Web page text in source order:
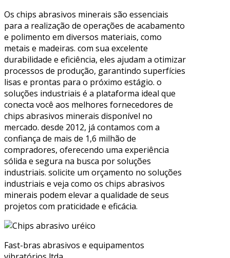
Os chips abrasivos minerais são essenciais
para a realização de operações de acabamento
e polimento em diversos materiais, como
metais e madeiras. com sua excelente
durabilidade e eficiência, eles ajudam a otimizar
processos de produção, garantindo superfícies
lisas e prontas para o próximo estágio. o
soluções industriais é a plataforma ideal que
conecta você aos melhores fornecedores de
chips abrasivos minerais disponível no
mercado. desde 2012, já contamos com a
confiança de mais de 1,6 milhão de
compradores, oferecendo uma experiência
sólida e segura na busca por soluções
industriais. solicite um orçamento no soluções
industriais e veja como os chips abrasivos
minerais podem elevar a qualidade de seus
projetos com praticidade e eficácia.
Fast-bras abrasivos e equipamentos